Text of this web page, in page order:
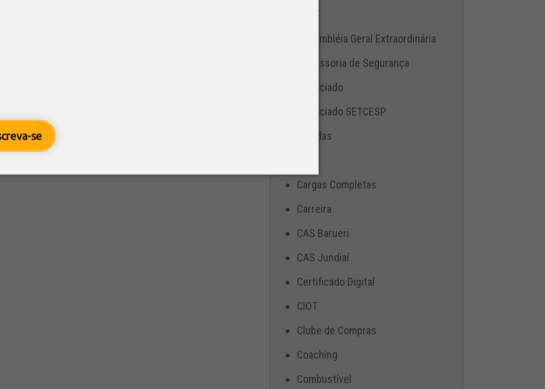
se
ANTT
Assembléia Geral Extraordinária
Assessoria de Segurança
Associado
Associado SETCESP
Bebidas
Cargas Completas
Carreira
CAS Barueri
CAS Jundiaí
Certificado Digital
CIOT
Clube de Compras
Coaching
Combustível